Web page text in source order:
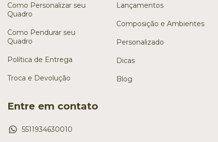
Como Personalizar seu
Quadro
Como Pendurar seu
Quadro
Política de Entrega
Troca e Devolução
Lançamentos
Composição e Ambientes
Personalizado
Dicas
Blog
Entre em contato
5511934630010